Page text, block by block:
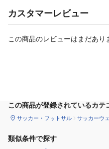
カスタマーレビュー
この商品のレビューはまだあり
この商品が登録されているカテ
サッカー・フットサル サッカーウ
類似条件で探す